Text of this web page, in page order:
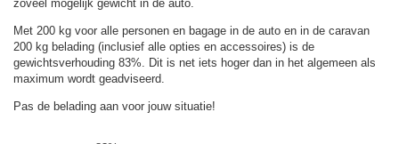
zoveel mogelijk gewicht in de auto.
Met 200 kg voor alle personen en bagage in de auto en in de caravan
200 kg belading (inclusief alle opties en accessoires) is de
gewichtsverhouding 83%. Dit is net iets hoger dan in het algemeen als
maximum wordt geadviseerd.
Pas de belading aan voor jouw situatie!